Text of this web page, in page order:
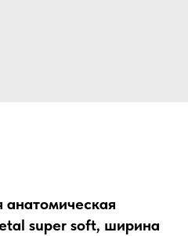
super soft, ширина